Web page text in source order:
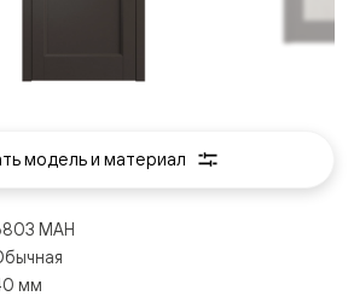
МАН
мм
модель и материал